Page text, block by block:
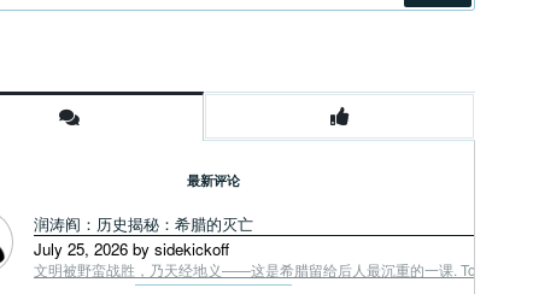
索
最新评论
润涛阎：历史揭秘：希腊的灭亡
July 25, 2026 by sidekickoff
文明被野蛮战胜，乃天经地义——这是希腊留给后人最沉重的一课. Tough